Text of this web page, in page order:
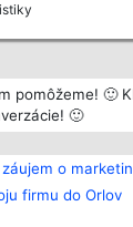
pomôžeme! 🙂
🙂
o
firmu do Orlov
Hodnotenie
Laureáti
Lista
Laureatów
Podmienky
Obchodné
podmienky